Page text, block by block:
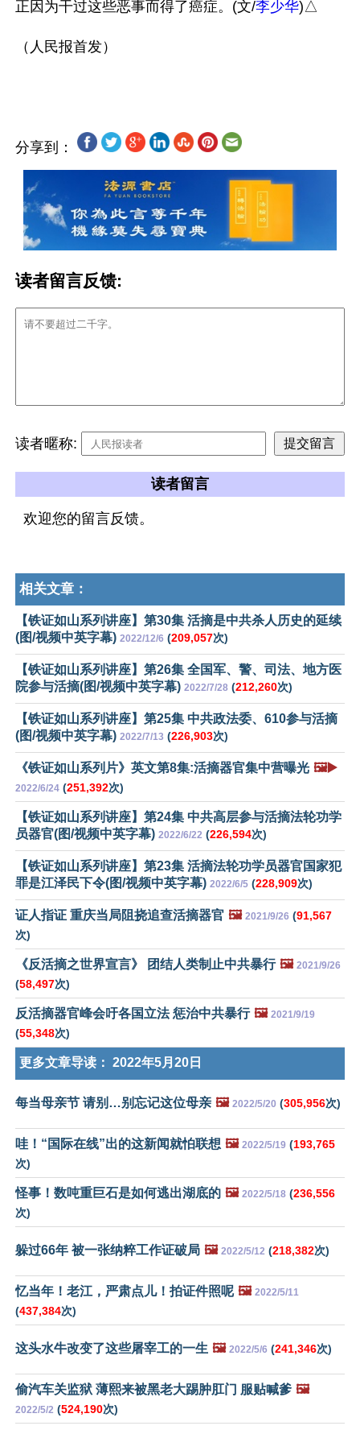
正因为干过这些恶事而得了癌症。(文/李少华)△
（人民报首发）
分享到：
读者留言反馈:
读者暱称:
读者留言
欢迎您的留言反馈。
相关文章：
【铁证如山系列讲座】第30集 活摘是中共杀人历史的延续
(图/视频中英字幕) 2022/12/6 (209,057次)
【铁证如山系列讲座】第26集 全国军、警、司法、地方医
院参与活摘(图/视频中英字幕) 2022/7/28 (212,260次)
【铁证如山系列讲座】第25集 中共政法委、610参与活摘
(图/视频中英字幕) 2022/7/13 (226,903次)
《铁证如山系列片》英文第8集:活摘器官集中营曝光 🖼️▶️
2022/6/24 (251,392次)
【铁证如山系列讲座】第24集 中共高层参与活摘法轮功学
员器官(图/视频中英字幕) 2022/6/22 (226,594次)
【铁证如山系列讲座】第23集 活摘法轮功学员器官国家犯
罪是江泽民下令(图/视频中英字幕) 2022/6/5 (228,909次)
证人指证 重庆当局阻挠追查活摘器官 🖼️ 2021/9/26 (91,567
次)
《反活摘之世界宣言》 团结人类制止中共暴行 🖼️ 2021/9/26
(58,497次)
反活摘器官峰会吁各国立法 惩治中共暴行 🖼️ 2021/9/19
(55,348次)
更多文章导读： 2022年5月20日
每当母亲节 请别…别忘记这位母亲 🖼️ 2022/5/20 (305,956次)
哇！“国际在线”出的这新闻就怕联想 🖼️ 2022/5/19 (193,765
次)
怪事！数吨重巨石是如何逃出湖底的 🖼️ 2022/5/18 (236,556
次)
躲过66年 被一张纳粹工作证破局 🖼️ 2022/5/12 (218,382次)
忆当年！老江，严肃点儿！拍证件照呢 🖼️ 2022/5/11
(437,384次)
这头水牛改变了这些屠宰工的一生 🖼️ 2022/5/6 (241,346次)
偷汽车关监狱 薄熙来被黑老大踢肿肛门 服贴喊爹 🖼️
2022/5/2 (524,190次)